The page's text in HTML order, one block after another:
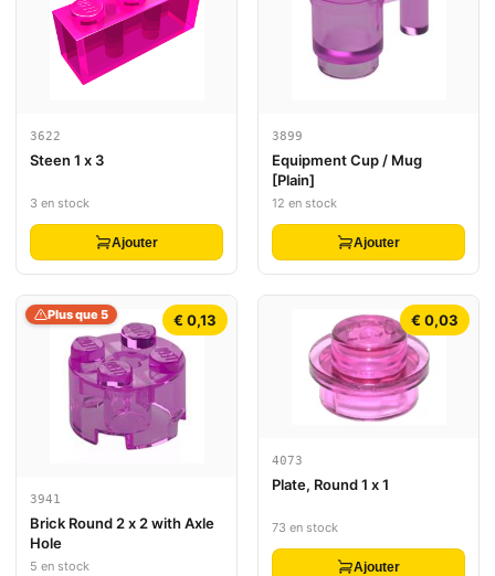
3622
Steen 1 x 3
3 en stock
Ajouter
3899
Equipment Cup / Mug
[Plain]
12 en stock
Ajouter
€ 0,13
Plus que 5
3941
Brick Round 2 x 2 with Axle
Hole
5 en stock
€ 0,03
4073
Plate, Round 1 x 1
73 en stock
Ajouter